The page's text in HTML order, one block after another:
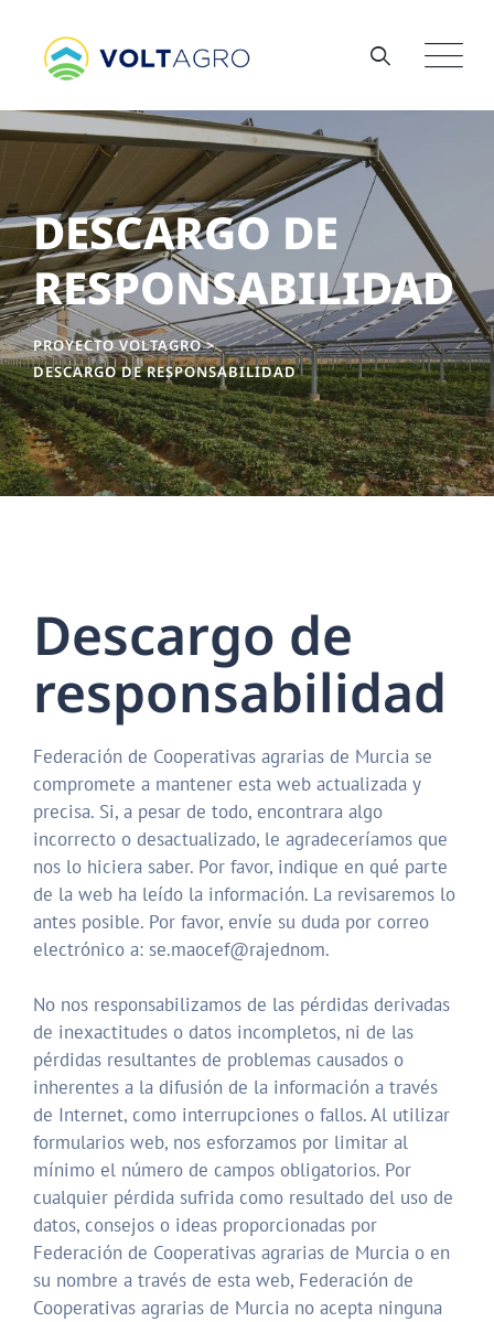
content
DESCARGO DE
RESPONSABILIDAD
PROYECTO VOLTAGRO>
DESCARGO DE RESPONSABILIDAD
Descargo de
responsabilidad
Federación de Cooperativas agrarias de Murcia se
compromete a mantener esta web actualizada y
precisa. Si, a pesar de todo, encontrara algo
incorrecto o desactualizado, le agradeceríamos que
nos lo hiciera saber. Por favor, indique en qué parte
de la web ha leído la información. La revisaremos lo
antes posible. Por favor, envíe su duda por correo
electrónico a: se.maocef@rajednom.
No nos responsabilizamos de las pérdidas derivadas
de inexactitudes o datos incompletos, ni de las
pérdidas resultantes de problemas causados o
inherentes a la difusión de la información a través
de Internet, como interrupciones o fallos. Al utilizar
formularios web, nos esforzamos por limitar al
mínimo el número de campos obligatorios. Por
cualquier pérdida sufrida como resultado del uso de
datos, consejos o ideas proporcionadas por
Federación de Cooperativas agrarias de Murcia o en
su nombre a través de esta web, Federación de
Cooperativas agrarias de Murcia no acepta ninguna